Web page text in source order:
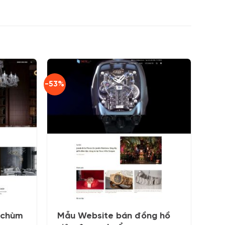
-53%
Mẫu Website bán đồng hồ